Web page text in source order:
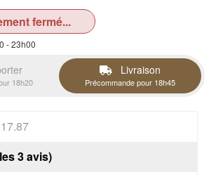
fermé...
- 23h00
18h20
Livraison
Précommande pour 18h45
3 avis)